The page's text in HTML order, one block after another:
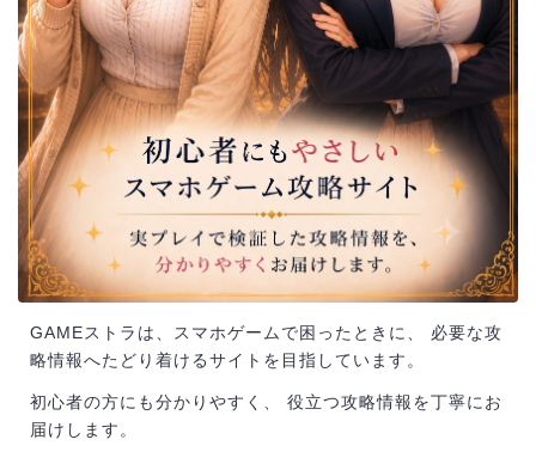
GAMEストラは、スマホゲームで困ったときに、 必要な攻
略情報へたどり着けるサイトを目指しています。
初心者の方にも分かりやすく、 役立つ攻略情報を丁寧にお
届けします。